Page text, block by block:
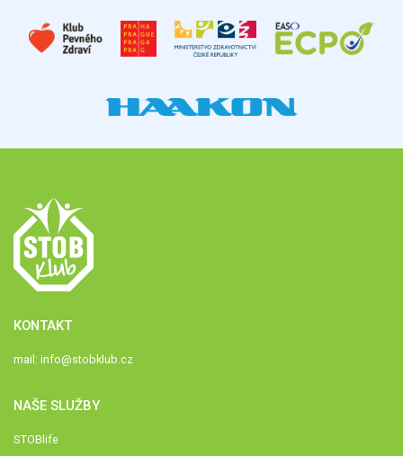
KONTAKT
mail: info@stobklub.cz
NAŠE SLUŽBY
STOBlife